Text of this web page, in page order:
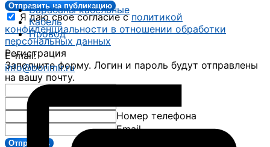
Барабаны кабельные
Кабель
Провод
E-mail:
info@borimir.ru
Отправить на публикацию
Я даю свое согласие с политикой
конфиденциальности в отношении обработки
персональных данных
Регистрация
Заполните форму. Логин и пароль будут отправлены
на вашу почту.
Номер телефона
Email
Отправить